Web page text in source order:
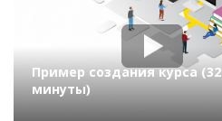
Пример создания курса (32
минуты)